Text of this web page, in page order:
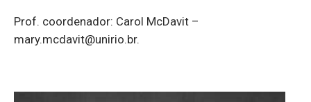
Prof. coordenador: Carol McDavit –
mary.mcdavit@unirio.br.